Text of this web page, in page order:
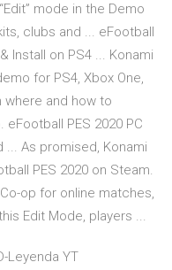
mode in the Demo
clubs and ... eFootball
Install on PS4 ... Konami
for PS4, Xbox One,
where and how to
PES 2020 PC
As promised, Konami
PES 2020 on Steam.
op for online matches,
Edit Mode, players ...
Leyenda YT